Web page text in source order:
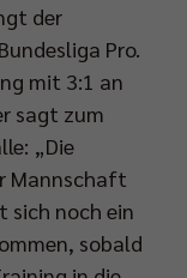
der
Pro.
mit 3:1 an
sagt zum
„Die
Mannschaft
sich noch ein
sobald